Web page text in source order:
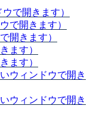
で開きます）
で開きます）
開きます）
ます）
ます）
いウィンドウで開き
いウィンドウで開き